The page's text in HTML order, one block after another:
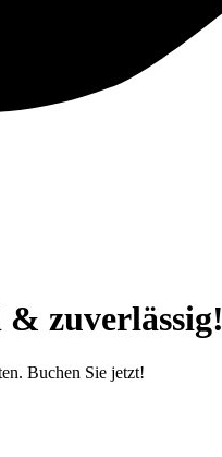
zuverlässig!
Buchen Sie jetzt!